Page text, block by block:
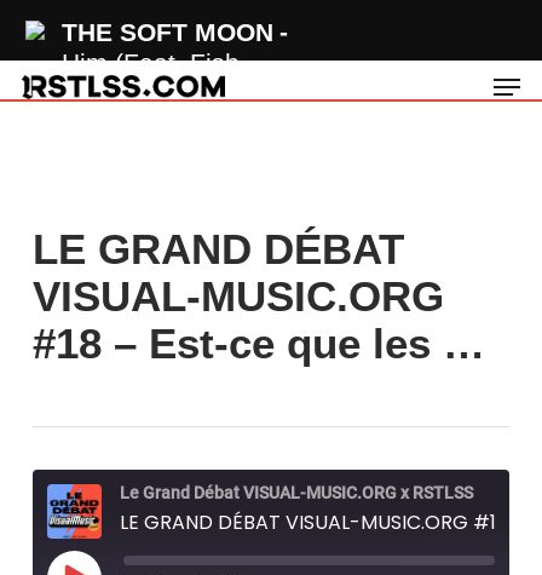
THE SOFT MOON
Him (Feat. Fish
Narc)
main
LE GRAND DÉBAT
VISUAL-MUSIC.ORG
#18 – Est-ce que les …
Le Grand Débat VISUAL-MUSIC.ORG x RSTLSS